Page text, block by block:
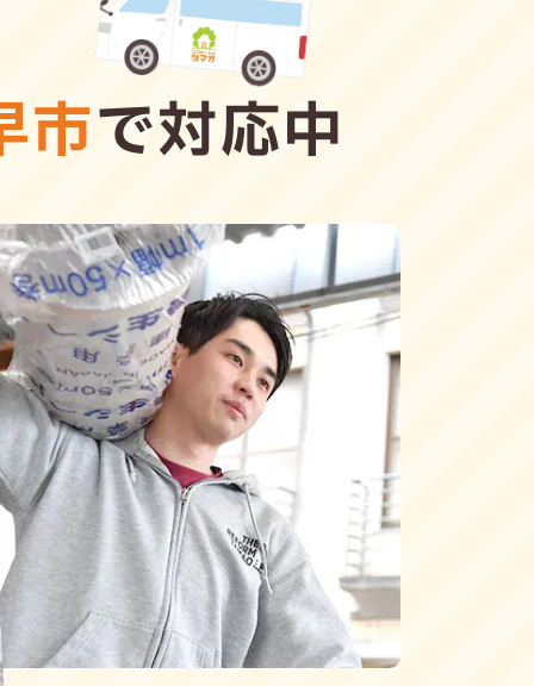
市で対応中